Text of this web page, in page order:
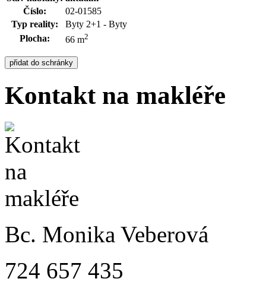
Číslo:
02-01585
Typ reality:
Byty 2+1 - Byty
Plocha:
66 m2
Kontakt na makléře
Bc. Monika Veberová
724 657 435